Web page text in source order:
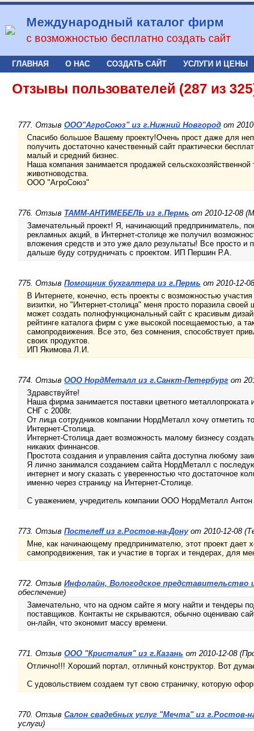
Международный каталог фирм
с возможностью бесплатно создать сайт
ГЛАВНАЯ О НАС СОЗДАТЬ САЙТ УСЛУГИ И ЦЕНЫ
Отзывы пользователей (287 из
777. Отзыв ООО"АгроСоюз" из г.Нижний Новгород от
Спасибо большое Вашему проекту!Очень прост даже для
получить достаточно качественный сайт практически
малый и средний бизнес.
Наша компания занимается продажей
животноводства.
ООО "АгроСоюз"
776. Отзыв ТАММ-АНТИМЕБЕЛЬ из г.Пермь от 2010-12-08
Замечательный проект! Я, начинающий предприниматель,
рекламных акций, в Интернет-столице же получил
вложения средств и это уже дало результаты! Все просто и
дальше буду сотрудничать с проектом. ИП Першин Р.А.
775. Отзыв Помощник бухгалтера из г.Пермь от 2010-12-
В Интернете, конечно, есть проекты с возможностью
визитки, но "Интернет-столица" меня просто поразила
может создать полнофункциональный сайт с красивым
рейтинге каталога фирм с уже высокой посещаемостью, а
самопродвижения. Все это, без сомнения, способствует
своих продуктов.
ИП Якимова Л.И.
774. Отзыв ООО НордМеталл из г.Санкт-Петербург от
Здравствуйте!
Наша фирма занимается поставки цветного металлопроката
СНГ с 2008г.
От лица сотрудников компании НордМеталл хочу отметить
Интернет-Столица.
Интернет-Столица дает возможность малому бизнесу
никаких финнансов.
Простота создания и управления сайта доступна любому
Я лично занимался созданием сайта НордМеталл с
интернет и могу сказать с уверенностью что достаточное
именно через страницу на Интернет-Столице.
С уважением, учредитель компании ООО НордМеталл
773. Отзыв Постелеff из г.Ростов-на-Донуот 2010-12-08
Мне, как начинающему предпринимателю, этот проект дает
самопродвижения, так и участие в торгах и тендерах, для
772. Отзыв Инфолайн, Вологодское представительство
обеспечение)
Замечательно, что на одном сайте я могу найти и тендеры
поставщиков. Контакты не скрываются, обычно оцениваю
он-лайн, что экономит массу времени.
771. Отзыв ООО "Кристалия" из г.Казань от 2010-12-08
Отлично!!! Хороший портал, отличный конструктор. Вот
С удовольствием создаем тут свою страничку, которую
770. Отзыв Салон свадебных услуг "Мечта" из г.Ростов-
услуги)